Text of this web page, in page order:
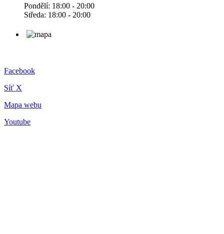
Pondělí: 18:00 - 20:00
Středa: 18:00 - 20:00
Facebook
Síť X
Mapa webu
Youtube